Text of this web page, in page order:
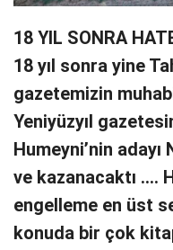
18 YIL SONRA
18 yıl sonra yine
gazetemizin
Yeniyüzyıl
Humeyni’nin adayı
ve kazanacaktı ….
engelleme en üst
konuda bir çok